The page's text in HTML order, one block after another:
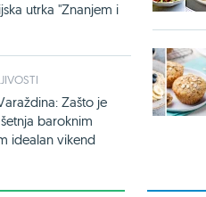
utrka "Znanjem i
Zašto je
baroknim
idealan vikend